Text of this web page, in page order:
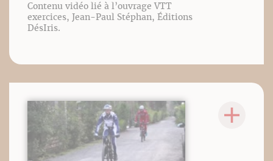
Contenu vidéo lié à l’ouvrage VTT
exercices, Jean-Paul Stéphan, Éditions
DésIris.